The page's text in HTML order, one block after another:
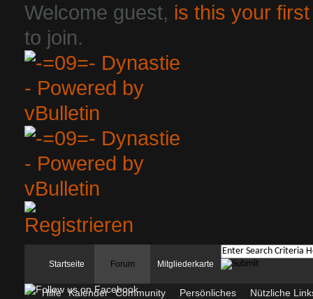
Welcome guest, is this your
to join.
Startseite Forum
Hilfe Kalender Community Persönliches Nützliche
Mitgliederkarte